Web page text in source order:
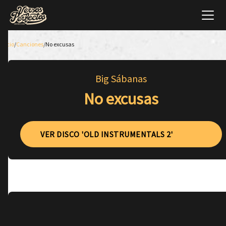
Inicio/Canciones/No excusas
Big Sábanas
No excusas
VER DISCO 'OLD INSTRUMENTALS 2'